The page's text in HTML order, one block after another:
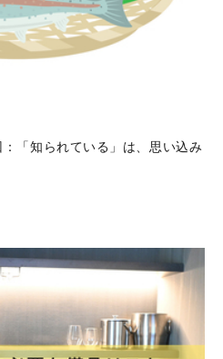
「知られている」は、思い込み